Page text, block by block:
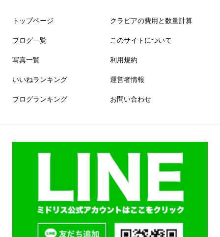
トップページ
ブログ一覧
写真一覧
いいねランキング
ブログランキング
クラピアの費用と数量計算
このサイトについて
利用規約
運営者情報
お問い合わせ